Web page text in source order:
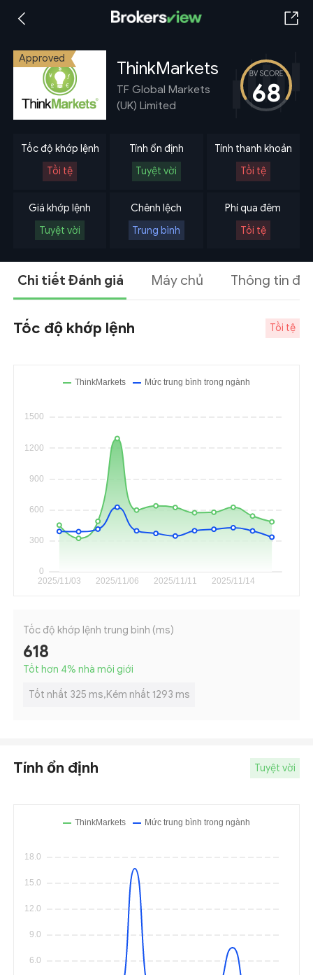
Approved ThinkMarkets
TF Global Markets
(UK) Limited
68
Tốc độ khớp lệnh
Tồi tệ
Tính ổn định
Tuyệt vời
Tính thanh khoản
Tồi tệ
Giá khớp lệnh
Tuyệt vời
Chênh lệch
Trung bình
Phí qua đêm
Tồi tệ
Chi tiết Đánh giá Máy chủ Thông tin
Tốc độ khớp lệnh Tồi tệ
Tốc độ khớp lệnh trung bình (ms)
618
Tốt hơn 4% nhà môi giới
Tốt nhất 325 ms,Kém nhất 1293 ms
Tính ổn định Tuyệt vời